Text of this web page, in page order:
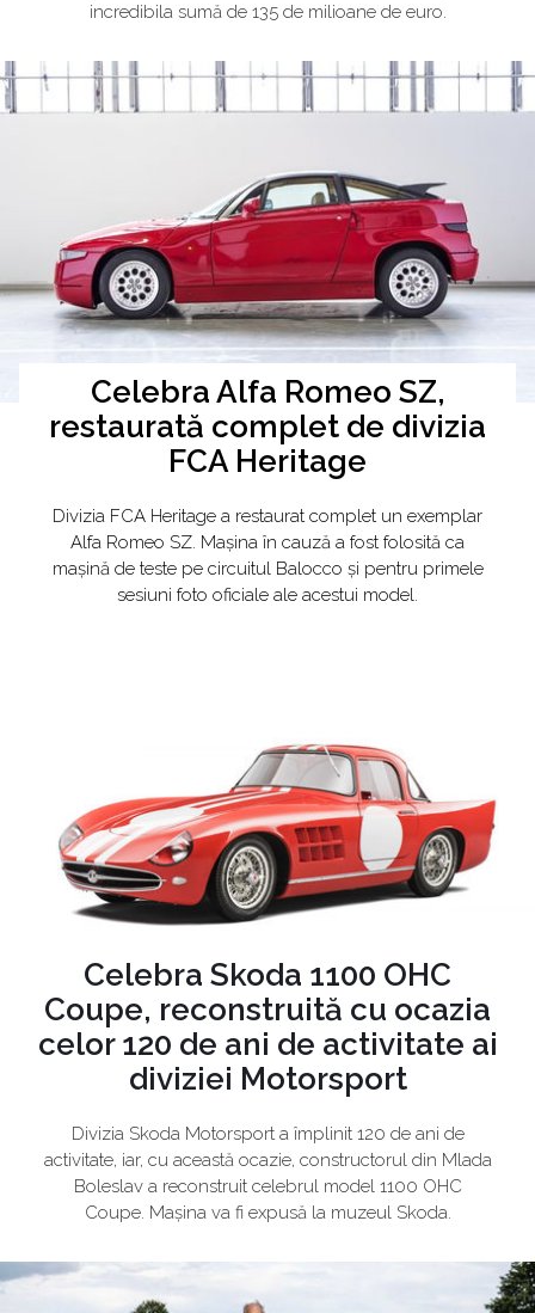
incredibila sumă de 135 de milioane de euro.
Celebra Alfa Romeo SZ,
restaurată complet de divizia
FCA Heritage
Divizia FCA Heritage a restaurat complet un exemplar
Alfa Romeo SZ. Mașina în cauză a fost folosită ca
mașină de teste pe circuitul Balocco și pentru primele
sesiuni foto oficiale ale acestui model.
Celebra Skoda 1100 OHC
Coupe, reconstruită cu ocazia
celor 120 de ani de activitate ai
diviziei Motorsport
Divizia Skoda Motorsport a împlinit 120 de ani de
activitate, iar, cu această ocazie, constructorul din Mlada
Boleslav a reconstruit celebrul model 1100 OHC
Coupe. Mașina va fi expusă la muzeul Skoda.